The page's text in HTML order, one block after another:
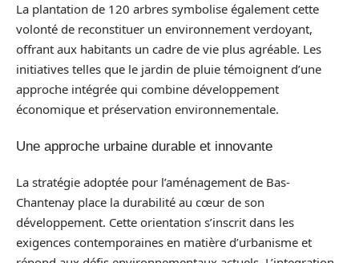
La plantation de 120 arbres symbolise également cette
volonté de reconstituer un environnement verdoyant,
offrant aux habitants un cadre de vie plus agréable. Les
initiatives telles que le jardin de pluie témoignent d’une
approche intégrée qui combine développement
économique et préservation environnementale.
Une approche urbaine durable et innovante
La stratégie adoptée pour l’aménagement de Bas-
Chantenay place la durabilité au cœur de son
développement. Cette orientation s’inscrit dans les
exigences contemporaines en matière d’urbanisme et